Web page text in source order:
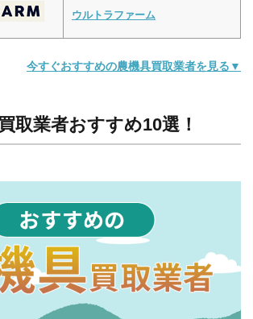
ウルトラファーム
今すぐおすすめの農機具買取業者を見る▼
取業者おすすめ10選！